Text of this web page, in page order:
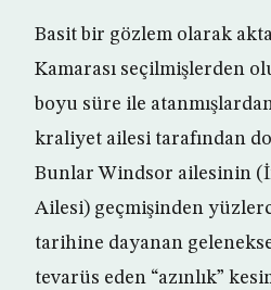
Basit bir gözlem olarak
Kamarası seçilmişlerden
boyu süre ile
kraliyet ailesi tarafından
Bunlar Windsor ailesinin
Ailesi) geçmişinden
tarihine dayanan
tevarüs eden “azınlık”